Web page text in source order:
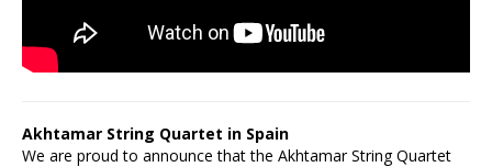
Akhtamar String Quartet in Spain
We are proud to announce that the Akhtamar String Quartet